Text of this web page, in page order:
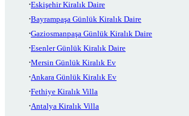
Eskişehir Kiralık Daire
Bayrampaşa Günlük Kiralık Daire
Gaziosmanpaşa Günlük Kiralık Daire
Esenler Günlük Kiralık Daire
Mersin Günlük Kiralık Ev
Ankara Günlük Kiralık Ev
Fethiye Kiralık Villa
Antalya Kiralık Villa